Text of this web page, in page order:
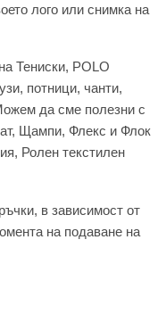
лого или снимка на
Тениски, POLO
потници, чанти,
да сме полезни с
Щампи, Флекс и Флок
Ролен текстилен
в зависимост от
на подаване на